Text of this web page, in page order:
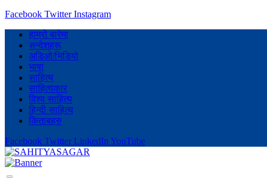
Facebook Twitter Instagram
हाम्रो बारेमा
सन्देशहरू
अडिओ/भिडियो
भाषा
साहित्य
साहित्यकार
विश्व साहित्य
हिन्दी साहित्य
किताबहरु
Facebook Twitter LinkedIn YouTube